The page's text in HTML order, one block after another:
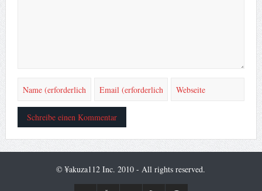
© ¥akuza112 Inc. 2010 - All rights reserved.